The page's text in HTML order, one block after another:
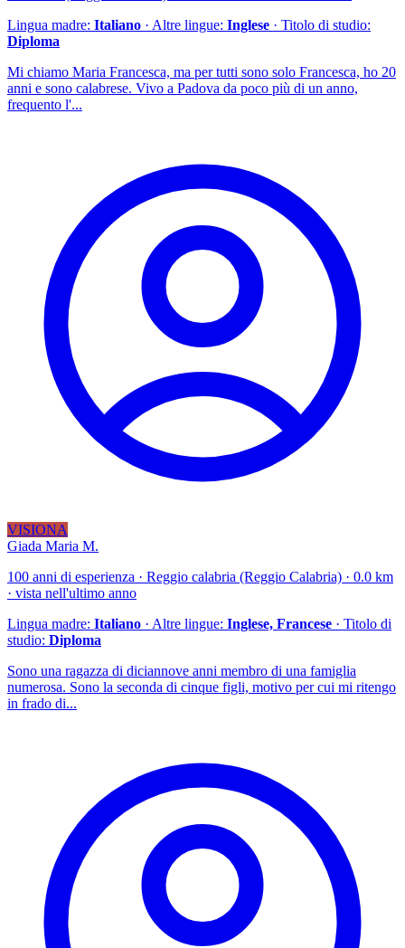
Lingua madre: Italiano · Altre lingue: Inglese · Titolo di studio:
Diploma
Mi chiamo Maria Francesca, ma per tutti sono solo Francesca, ho 20
anni e sono calabrese. Vivo a Padova da poco più di un anno,
frequento l'...
VISIONA
Giada Maria M.
100 anni di esperienza · Reggio calabria (Reggio Calabria) · 0.0 km
· vista nell'ultimo anno
Lingua madre: Italiano · Altre lingue: Inglese, Francese · Titolo di
studio: Diploma
Sono una ragazza di diciannove anni membro di una famiglia
numerosa. Sono la seconda di cinque figli, motivo per cui mi ritengo
in frado di...